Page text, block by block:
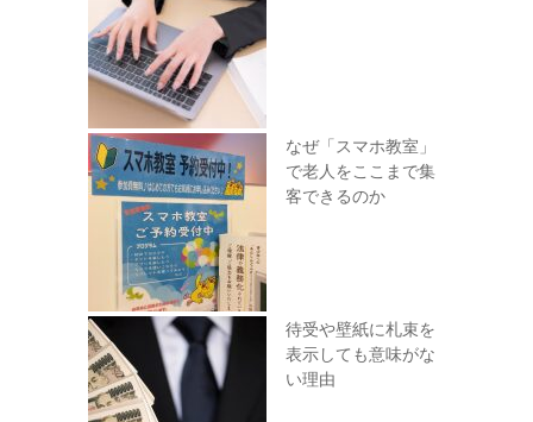
なぜ「スマホ教室」
で老人をここまで集
客できるのか
待受や壁紙に札束を
表示しても意味がな
い理由